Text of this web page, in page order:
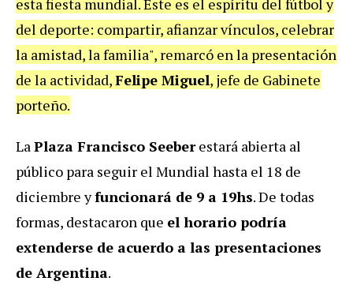
esta fiesta mundial. Éste es el espíritu del fútbol y
del deporte: compartir, afianzar vínculos, celebrar
la amistad, la familia", remarcó en la presentación
de la actividad,Felipe Miguel, jefe de Gabinete
porteño.
LaPlaza Francisco Seeberestará abierta al
público para seguir el Mundial hasta el 18 de
diciembre yfuncionará de 9 a 19hs. De todas
formas, destacaron que el horario podría
extenderse de acuerdo a las presentaciones
de Argentina.